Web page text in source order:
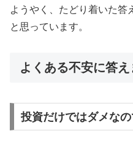
ようやく、たどり着いた答
と思っています。
よくある不安に答え
投資だけではダメな